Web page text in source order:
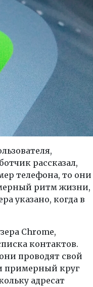
рассказал,
телефона, то они
ритм жизни,
указано, когда в
Chrome,
контактов.
проводят свой
примерный круг
адресат